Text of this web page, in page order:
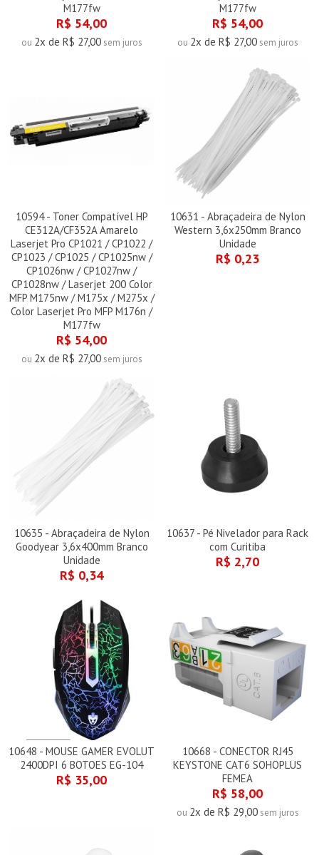
M177fw
R$ 54,00
ou 2x de R$ 27,00sem juros
M177fw
R$ 54,00
ou 2x de R$ 27,00sem juros
10594 - Toner Compatível HP
CE312A/CF352A Amarelo
Laserjet Pro CP1021 / CP1022 /
CP1023 / CP1025 / CP1025nw /
CP1026nw / CP1027nw /
CP1028nw / Laserjet 200 Color
MFP M175nw / M175x / M275x /
Color Laserjet Pro MFP M176n /
M177fw
R$ 54,00
ou 2x de R$ 27,00sem juros
10631 - Abraçadeira de Nylon
Western 3,6x250mm Branco
Unidade
R$ 0,23
10635 - Abraçadeira de Nylon
Goodyear 3,6x400mm Branco
Unidade
R$ 0,34
10637 - Pé Nivelador para Rack
com Curitiba
R$ 2,70
10648 - MOUSE GAMER EVOLUT
2400DPI 6 BOTOES EG-104
R$ 35,00
10668 - CONECTOR RJ45
KEYSTONE CAT6 SOHOPLUS
FEMEA
R$ 58,00
ou 2x de R$ 29,00sem juros